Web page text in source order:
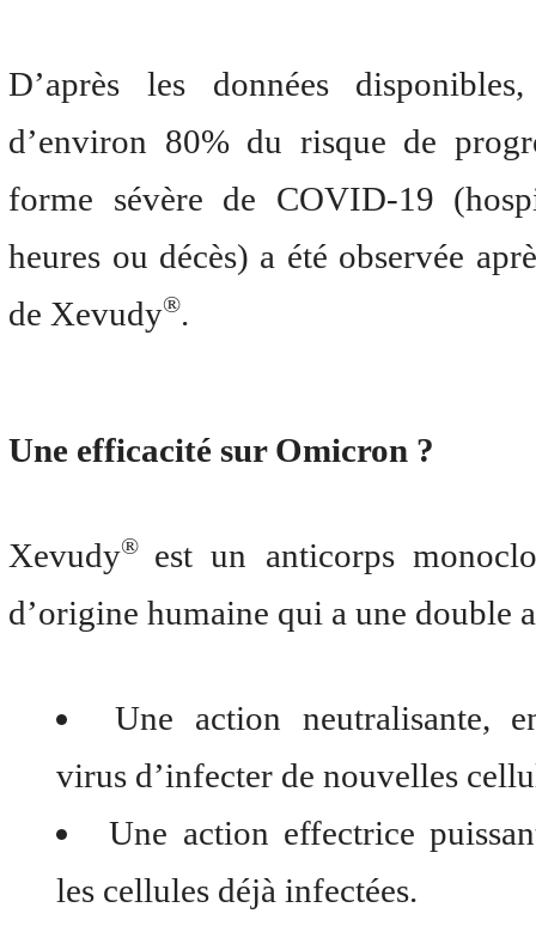
D’après les données
d’environ 80% du risque de
forme sévère de COVID-19
heures ou décès) a été observée
de Xevudy®.
Une efficacité sur Omicron ?
Xevudy® est un anticorps
d’origine humaine qui a une double
Une action neutralisante,
virus d’infecter de nouvelles
Une action effectrice
les cellules déjà infectées.